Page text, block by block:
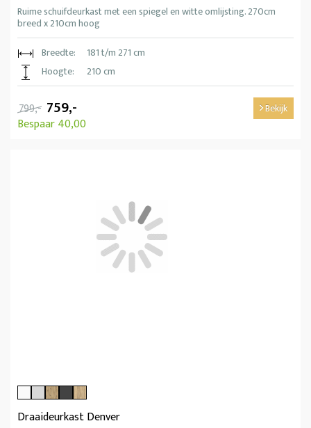
Ruime schuifdeurkast met een spiegel en witte omlijsting. 270cm
breed x 210cm hoog
Breedte:
181 t/m 271 cm
Hoogte:
210 cm
799,- 759,-
Bespaar 40,00
Bekijk
Draaideurkast Denver